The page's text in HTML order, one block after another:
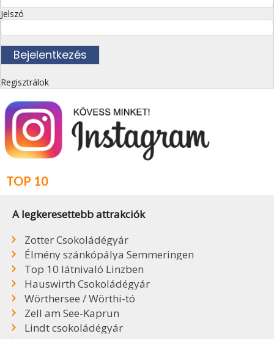
Jelszó
Regisztrálok
TOP 10
A legkeresettebb attrakciók
Zotter Csokoládégyár
Élmény szánkópálya Semmeringen
Top 10 látnivaló Linzben
Hauswirth Csokoládégyár
Wörthersee / Wörthi-tó
Zell am See-Kaprun
Lindt csokoládégyár